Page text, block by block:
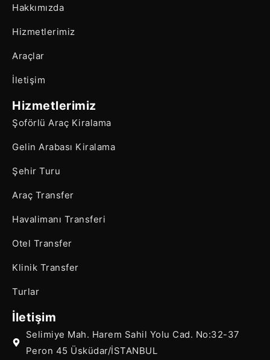
Hakkımızda
Hizmetlerimiz
Araçlar
İletişim
Hizmetlerimiz
Şoförlü Araç Kiralama
Gelin Arabası Kiralama
Şehir Turu
Araç Transfer
Havalimanı Transferi
Otel Transfer
Klinik Transfer
Turlar
İletişim
Selimiye Mah. Harem Sahil Yolu Cad. No:32-37
Peron 45 Üsküdar/İSTANBUL